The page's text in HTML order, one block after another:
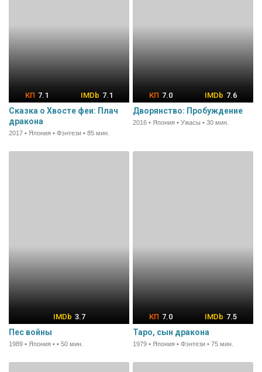
7.1 7.1
Сказка о Хвосте феи: Плач
дракона
2017 • Япония • Фэнтези • 85 мин.
7.0 7.6
Дворянство: Пробуждение
2016 • Япония • Ужасы • 30 мин.
3.7
Пес войны
1989 • Япония • • 50 мин.
7.0 7.5
Таро, сын дракона
1979 • Япония • Фэнтези • 75 мин.